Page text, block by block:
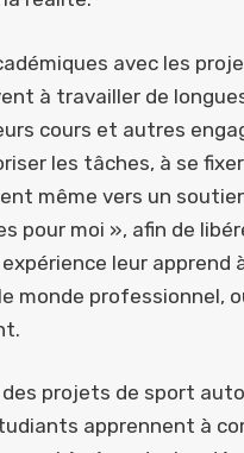
avec les
à travailler de
cours et autres
les tâches, à se
même vers un
pour moi », afin de
leur apprend
monde professionnel,
projets de sport
apprennent à